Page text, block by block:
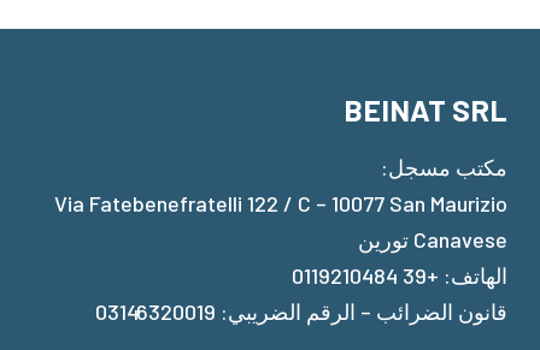
BEINAT SRL
مكتب مسجل:
Via Fatebenefratelli 122 / C – 10077 San Maurizio
Canavese تورين
الهاتف: +39 0119210484
قانون الضرائب – الرقم الضريبي: 03146320019